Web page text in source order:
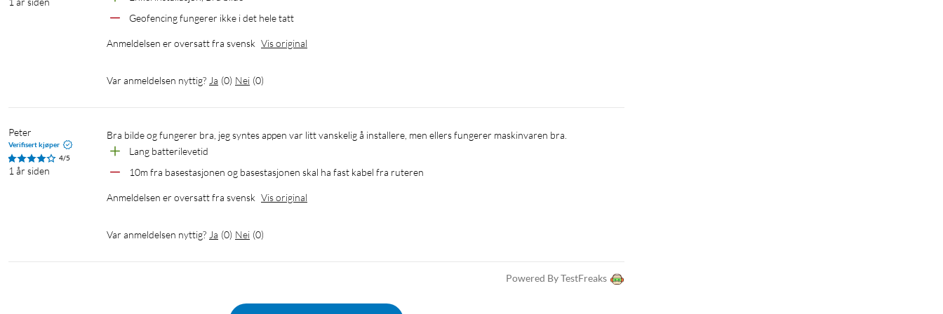
Kameraer som tåler kulde, varme og regn. Som gir pålitelig sikkerhet for hjemmet ditt.
Tilpass de områdene der kameraet vil oppdage bevegelse. Still inn sonen slik at den passer hjemmet ditt, slik at du bare får de
varslene som er interessante.
Med 16 GB lagring kan du trygt lagre opptil 3 måneder med materiale.
Geofencing fungerer ikke i det hele tatt
Anmeldelsen er oversatt fra svensk Vis original
Var anmeldelsen nyttig? Ja (0) Nei (0)
Peter
Verifisert kjøper
4/5
1 år siden
Bra bilde og fungerer bra, jeg syntes appen var litt vanskelig å installere, men ellers fungerer maskinvaren bra.
Lang batterilevetid
10m fra basestasjonen og basestasjonen skal ha fast kabel fra ruteren
Anmeldelsen er oversatt fra svensk Vis original
Var anmeldelsen nyttig? Ja (0) Nei (0)
Powered By TestFreaks